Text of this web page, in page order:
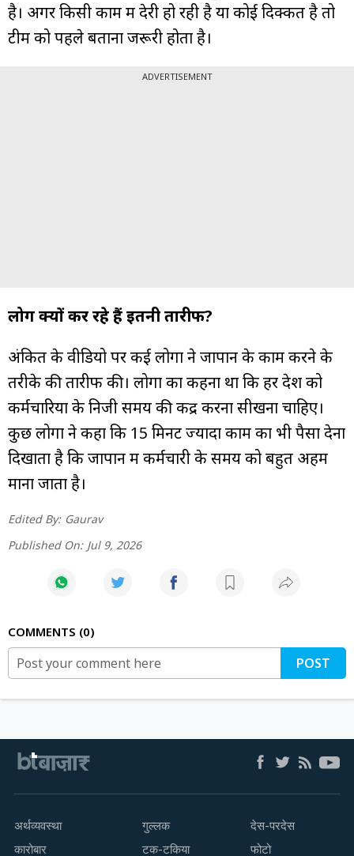
है। अगर किसी काम में देरी हो रही है या कोई दिक्कत है तो
टीम को पहले बताना जरूरी होता है।
ADVERTISEMENT
लोग क्यों कर रहे हैं इतनी तारीफ?
अंकित के वीडियो पर कई लोगों ने जापान के काम करने के
तरीके की तारीफ की। लोगों का कहना था कि हर देश को
कर्मचारियों के निजी समय की कद्र करना सीखना चाहिए।
कुछ लोगों ने कहा कि 15 मिनट ज्यादा काम का भी पैसा देना
दिखाता है कि जापान में कर्मचारी के समय को बहुत अहम
माना जाता है।
Edited By: Gaurav
Published On: Jul 9, 2026
COMMENTS 0
POST
अर्थव्यवस्था
कारोबार
गुल्लक
टक-टकिया
देस-परदेस
फोटो